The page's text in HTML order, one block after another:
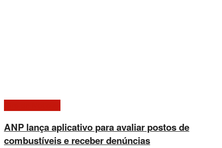
ANP lança aplicativo para avaliar postos de
combustíveis e receber denúncias